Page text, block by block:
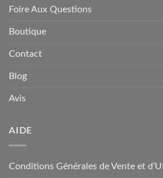
Foire Aux Questions
Boutique
Contact
Blog
Avis
AIDE
Conditions Générales de Vente et